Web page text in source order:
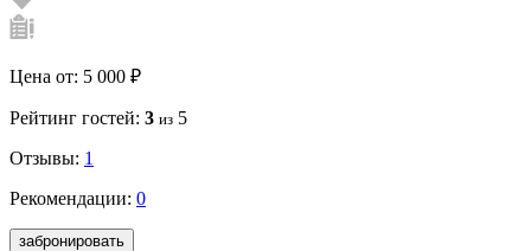
Цена от: 5 000 ₽
Рейтинг гостей: 3 из 5
Отзывы: 1
Рекомендации: 0
забронировать